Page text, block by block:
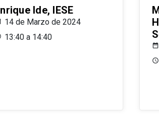
Ide, IESE
14 de Marzo de 2024
13:40 a 14:40